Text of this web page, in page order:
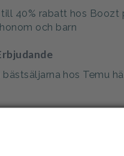
till 40% rabatt hos Boozt
och barn
bästsäljarna hos Temu
till 80% rabatt på